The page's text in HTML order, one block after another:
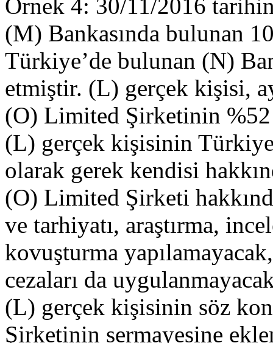
Örnek 4: 30/11/2016
(M) Bankasında bulunan
Türkiye’de bulunan (N)
etmiştir. (L) gerçek kişisi,
(O) Limited Şirketinin %52
(L) gerçek kişisinin
olarak gerek kendisi
(O) Limited Şirketi
ve tarhiyatı, araştırma,
kovuşturma
cezaları da
(L) gerçek kişisinin söz
Şirketinin sermayesine